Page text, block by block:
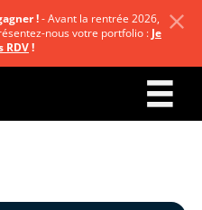
!- Avant la rentrée 2026,
nous votre portfolio : Je
RDV!